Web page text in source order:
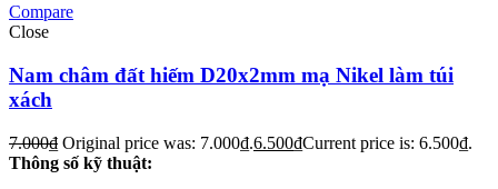
Compare
Close
Nam châm đất hiếm D20x2mm mạ Nikel làm túi
xách
7.000₫ Original price was: 7.000₫.6.500₫Current price is: 6.500₫.
Thông số kỹ thuật: